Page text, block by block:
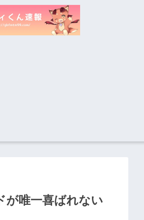
が唯一喜ばれない